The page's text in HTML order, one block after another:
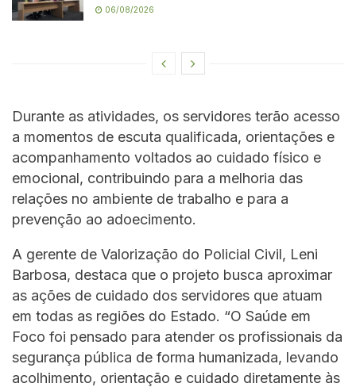
06/08/2026
Durante as atividades, os servidores terão acesso
a momentos de escuta qualificada, orientações e
acompanhamento voltados ao cuidado físico e
emocional, contribuindo para a melhoria das
relações no ambiente de trabalho e para a
prevenção ao adoecimento.
A gerente de Valorização do Policial Civil, Leni
Barbosa, destaca que o projeto busca aproximar
as ações de cuidado dos servidores que atuam
em todas as regiões do Estado. “O Saúde em
Foco foi pensado para atender os profissionais da
segurança pública de forma humanizada, levando
acolhimento, orientação e cuidado diretamente às